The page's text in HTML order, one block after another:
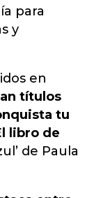
para
y
en
títulos
tu
libro de
de Paula